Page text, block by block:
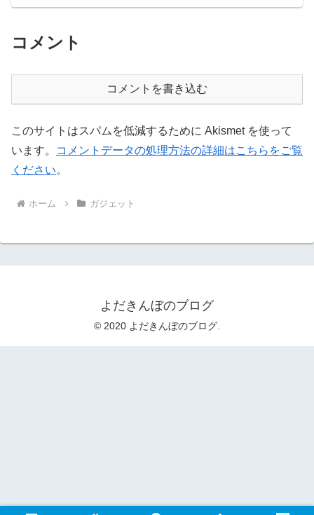
コメント
コメントを書き込む
このサイトはスパムを低減するために Akismet を使って
います。
コメントデータの処理方法の詳細はこちらをご覧
ください。
ホーム ガジェット
よだきんぼのブログ
© 2020 よだきんぼのブログ.